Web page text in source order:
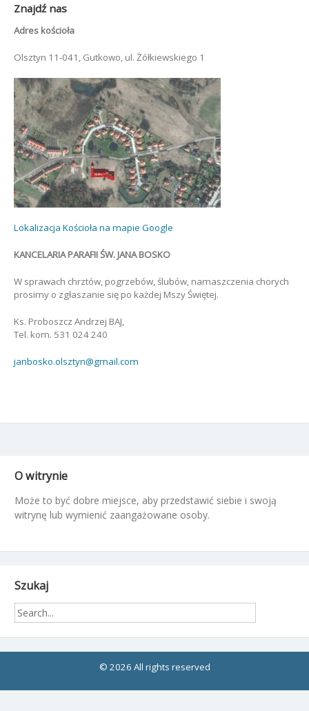
Znajdź nas
Adres kościoła
Olsztyn 11-041, Gutkowo, ul. Żółkiewskiego 1
Lokalizacja Kościoła na mapie Google
KANCELARIA PARAFII ŚW. JANA BOSKO
W sprawach chrztów, pogrzebów, ślubów, namaszczenia chorych
prosimy o zgłaszanie się po każdej Mszy Świętej.
Ks. Proboszcz Andrzej BAJ,
Tel. kom. 531 024 240
janbosko.olsztyn@gmail.com
O witrynie
Może to być dobre miejsce, aby przedstawić siebie i swoją
witrynę lub wymienić zaangażowane osoby.
Szukaj
© 2026 All rights reserved